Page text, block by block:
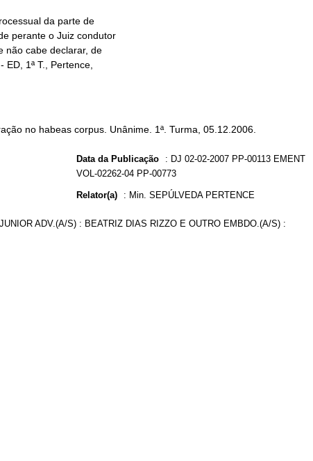
no habeas corpus. Unânime. 1ª. Turma, 05.12.2006.
Data da Publicação : DJ 02-02-2007 PP-00113 EMENT
VOL-02262-04 PP-00773
Relator(a) : Min. SEPÚLVEDA PERTENCE
ADV.(A/S) : BEATRIZ DIAS RIZZO E OUTRO EMBDO.(A/S) :